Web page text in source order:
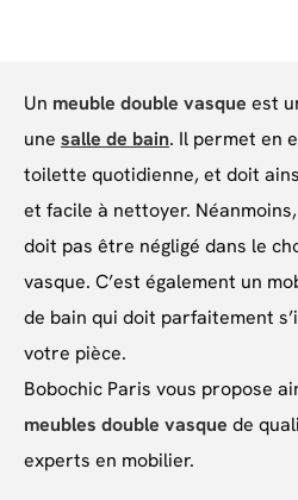
Un meuble double vasque est
une salle de bain. Il permet en
toilette quotidienne, et doit
et facile à nettoyer.
doit pas être négligé dans le
vasque. C’est également un
de bain qui doit parfaitement
votre pièce.
Bobochic Paris vous propose
meubles double vasque de
experts en mobilier.